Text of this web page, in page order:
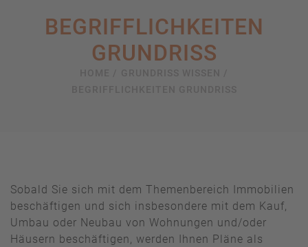
BEGRIFFLICHKEITEN
GRUNDRISS
Sobald Sie sich mit dem Themenbereich Immobilien
beschäftigen und sich insbesondere mit dem Kauf,
Umbau oder Neubau von Wohnungen und/oder
Häusern beschäftigen, werden Ihnen Pläne als